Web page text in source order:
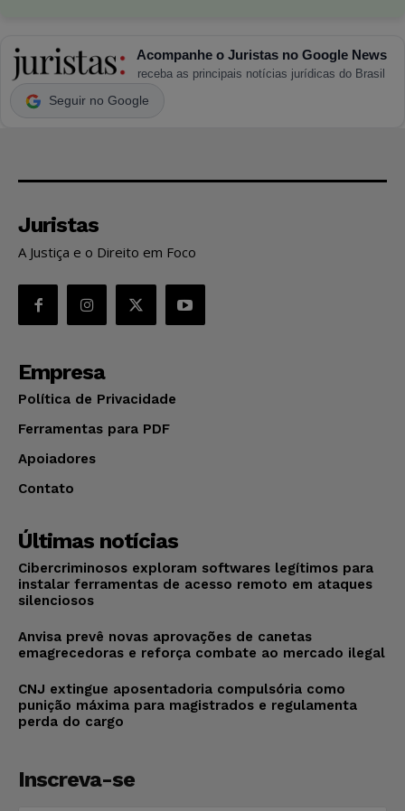
Acompanhe o Juristas no Google News
receba as principais notícias jurídicas do Brasil
Seguir no Google
Juristas
A Justiça e o Direito em Foco
Empresa
Política de Privacidade
Ferramentas para PDF
Apoiadores
Contato
Últimas notícias
Cibercriminosos exploram softwares legítimos para
instalar ferramentas de acesso remoto em ataques
silenciosos
Anvisa prevê novas aprovações de canetas
emagrecedoras e reforça combate ao mercado ilegal
CNJ extingue aposentadoria compulsória como
punição máxima para magistrados e regulamenta
perda do cargo
Inscreva-se